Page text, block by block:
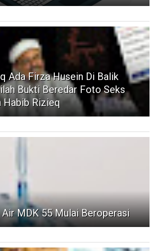
Ada Firza Husein Di Balik
Bukti Beredar Foto Seks
Habib Rizieq
Air MDK 55 Mulai Beroperasi